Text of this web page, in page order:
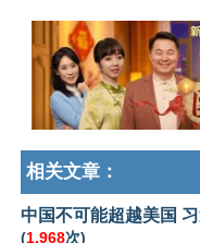
相关文章：
中国不可能超越美国
(1,968次)